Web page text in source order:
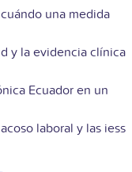
una medida
y la evidencia clínica
Ecuador en un
laboral y las iess